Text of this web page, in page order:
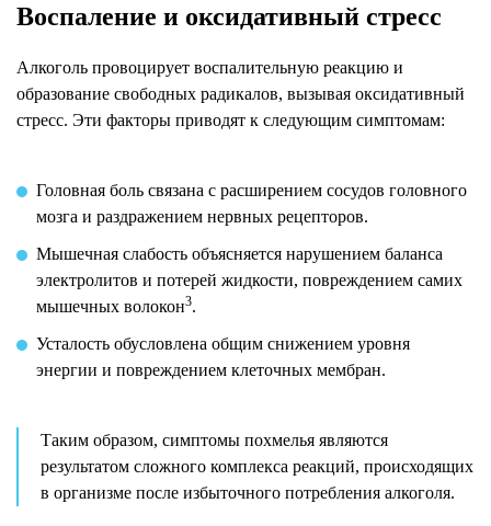
Воспаление и оксидативный стресс
Алкоголь провоцирует воспалительную реакцию и
образование свободных радикалов, вызывая оксидативный
стресс. Эти факторы приводят к следующим симптомам:
Головная боль связана с расширением сосудов головного
мозга и раздражением нервных рецепторов.
Мышечная слабость объясняется нарушением баланса
электролитов и потерей жидкости, повреждением самих
мышечных волокон3.
Усталость обусловлена общим снижением уровня
энергии и повреждением клеточных мембран.
Таким образом, симптомы похмелья являются
результатом сложного комплекса реакций, происходящих
в организме после избыточного потребления алкоголя.